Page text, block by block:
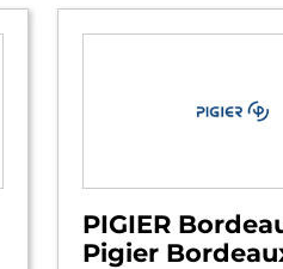
PIGIER
Pigier